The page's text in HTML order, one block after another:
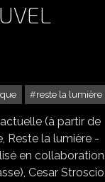
reste la lumière
(à partir de
Reste la lumière -
en collaboration
Cesar Stroscio